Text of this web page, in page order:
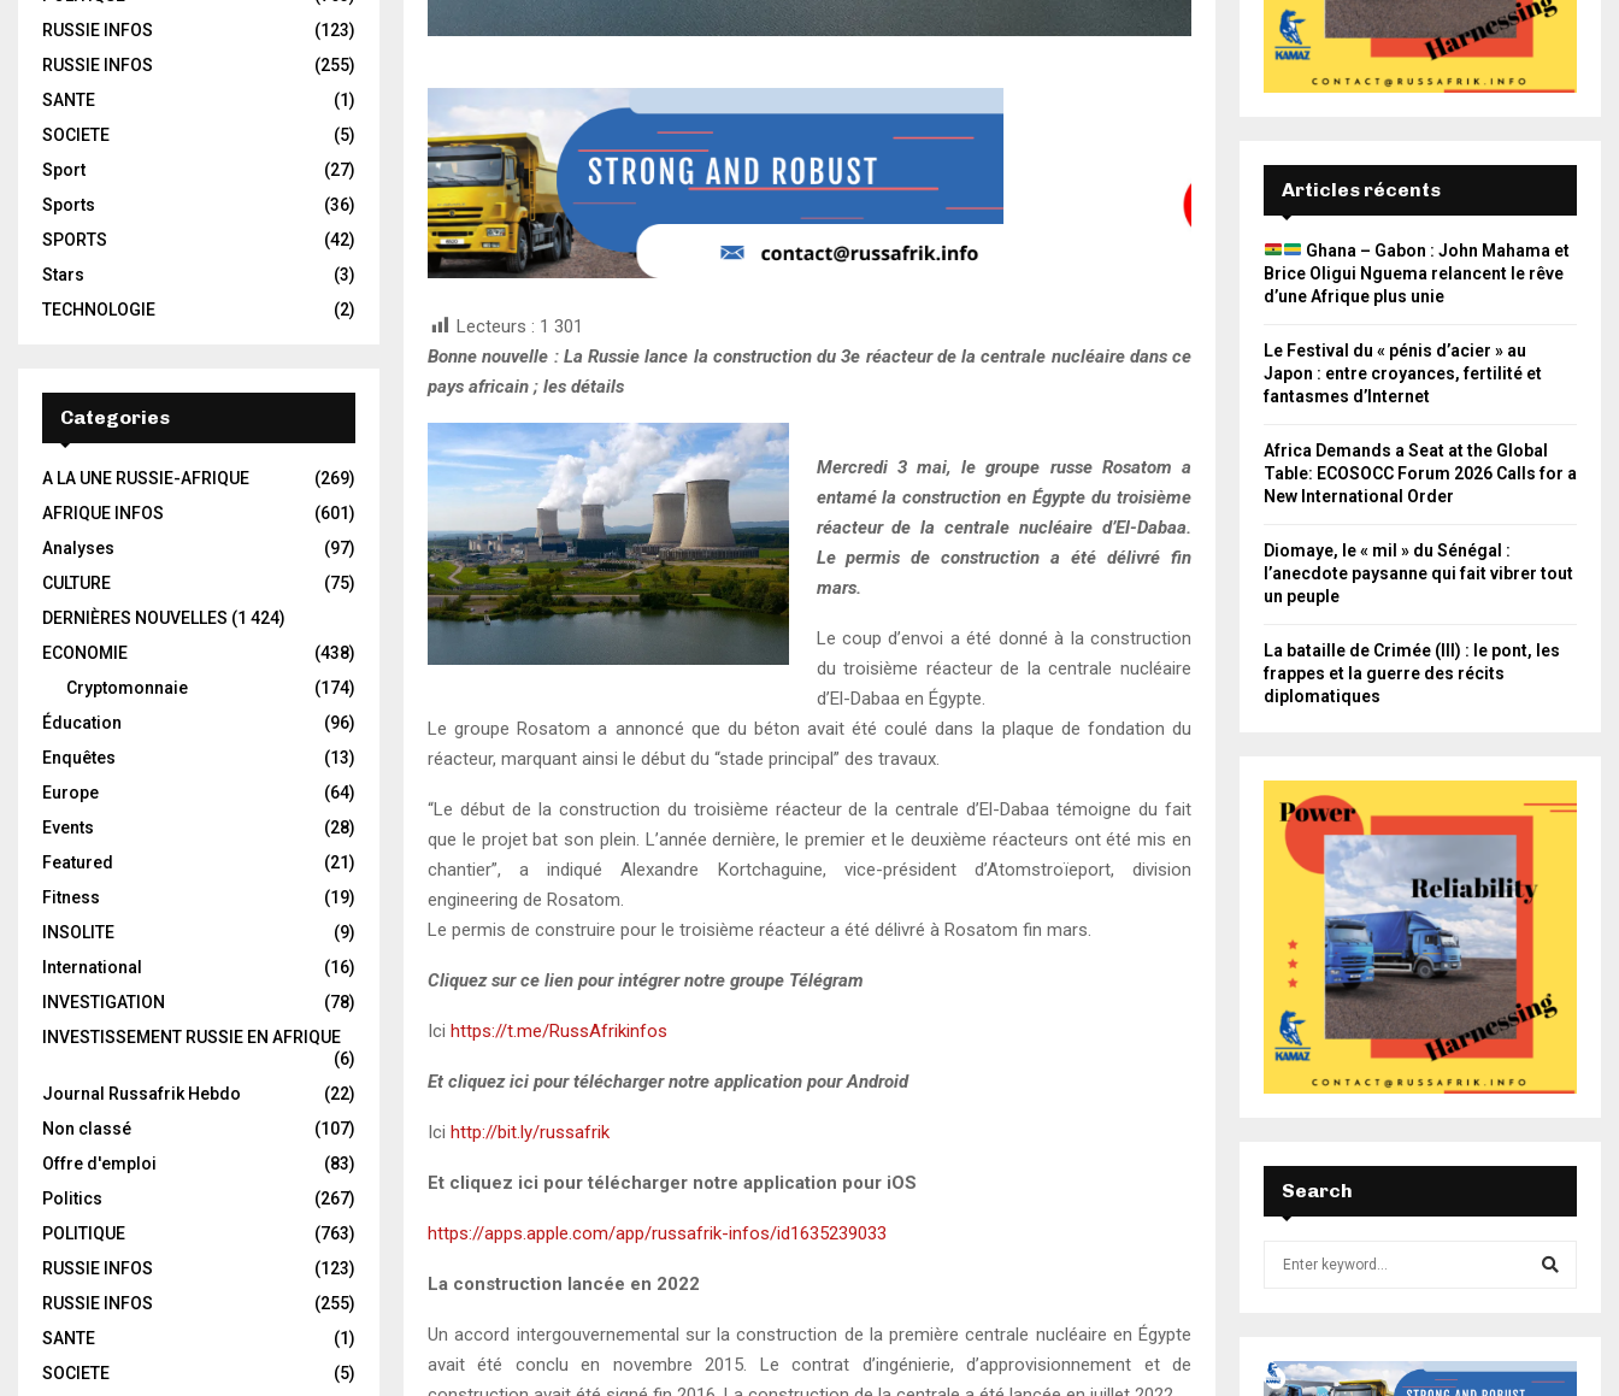
Lecteurs : 1 301
Bonne nouvelle : La Russie lance la construction du 3e réacteur de la centrale nucléaire dans ce
pays africain ; les détails
Mercredi 3 mai, le groupe russe Rosatom a
entamé la construction en Égypte du troisième
réacteur de la centrale nucléaire d’El-Dabaa.
Le permis de construction a été délivré fin
mars.
Le coup d’envoi a été donné à la construction
du troisième réacteur de la centrale nucléaire
d’El-Dabaa en Égypte.
Le groupe Rosatom a annoncé que du béton avait été coulé dans la plaque de fondation du
réacteur, marquant ainsi le début du “stade principal” des travaux.
“Le début de la construction du troisième réacteur de la centrale d’El-Dabaa témoigne du fait
que le projet bat son plein. L’année dernière, le premier et le deuxième réacteurs ont été mis en
chantier”, a indiqué Alexandre Kortchaguine, vice-président d’Atomstroïeport, division
engineering de Rosatom.
Le permis de construire pour le troisième réacteur a été délivré à Rosatom fin mars.
Cliquez sur ce lien pour intégrer notre groupe Télégram
Ici https://t.me/RussAfrikinfos
Et cliquez ici pour télécharger notre application pour Android
Ici http://bit.ly/russafrik
Et cliquez ici pour télécharger notre application pour iOS
https://apps.apple.com/app/russafrik-infos/id1635239033
La construction lancée en 2022
Un accord intergouvernemental sur la construction de la première centrale nucléaire en Égypte
avait été conclu en novembre 2015. Le contrat d’ingénierie, d’approvisionnement et de
RUSSIE INFOS
(123)
RUSSIE INFOS
(255)
SANTE
(1)
SOCIETE
(5)
Sport
(27)
Sports
(36)
SPORTS
(42)
Stars
(3)
TECHNOLOGIE
(2)
Categories
A LA UNE RUSSIE-AFRIQUE
(269)
AFRIQUE INFOS
(601)
Analyses
(97)
CULTURE
(75)
DERNIÈRES NOUVELLES (1 424)
ECONOMIE
(438)
Cryptomonnaie
(174)
Éducation
(96)
Enquêtes
(13)
Europe
(64)
Events
(28)
Featured
(21)
Fitness
(19)
INSOLITE
(9)
International
(16)
INVESTIGATION
(78)
INVESTISSEMENT RUSSIE EN AFRIQUE
(6)
Journal Russafrik Hebdo
(22)
Non classé
(107)
Offre d'emploi
(83)
Politics
(267)
POLITIQUE
(763)
RUSSIE INFOS
(123)
RUSSIE INFOS
(255)
SANTE
(1)
SOCIETE
(5)
Articles récents
Ghana – Gabon : John Mahama et
Brice Oligui Nguema relancent le rêve
d’une Afrique plus unie
Le Festival du « pénis d’acier » au
Japon : entre croyances, fertilité et
fantasmes d’Internet
Africa Demands a Seat at the Global
Table: ECOSOCC Forum 2026 Calls for a
New International Order
Diomaye, le « mil » du Sénégal :
l’anecdote paysanne qui fait vibrer tout
un peuple
La bataille de Crimée (III) : le pont, les
frappes et la guerre des récits
diplomatiques
Search